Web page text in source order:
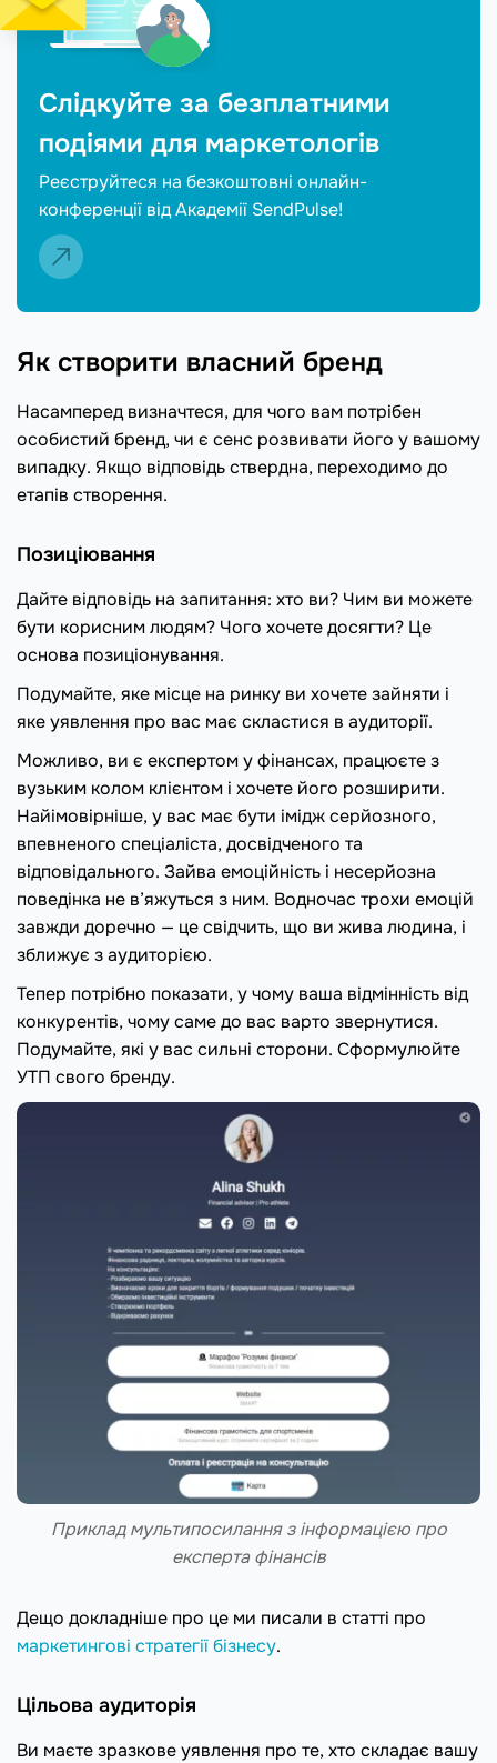
Слідкуйте за безплатними
подіями для маркетологів
Реєструйтеся на безкоштовні онлайн-
конференції від Академії SendPulse!
Як створити власний бренд
Насамперед визначтеся, для чого вам потрібен
особистий бренд, чи є сенс розвивати його у вашому
випадку. Якщо відповідь ствердна, переходимо до
етапів створення.
Позиціювання
Дайте відповідь на запитання: хто ви? Чим ви можете
бути корисним людям? Чого хочете досягти? Це
основа позиціонування.
Подумайте, яке місце на ринку ви хочете зайняти і
яке уявлення про вас має скластися в аудиторії.
Можливо, ви є експертом у фінансах, працюєте з
вузьким колом клієнтом і хочете його розширити.
Найімовірніше, у вас має бути імідж серйозного,
впевненого спеціаліста, досвідченого та
відповідального. Зайва емоційність і несерйозна
поведінка не в’яжуться з ним. Водночас трохи емоцій
завжди доречно — це свідчить, що ви жива людина, і
зближує з аудиторією.
Тепер потрібно показати, у чому ваша відмінність від
конкурентів, чому саме до вас варто звернутися.
Подумайте, які у вас сильні сторони. Сформулюйте
УТП свого бренду.
Приклад мультипосилання з інформацією про
експерта фінансів
Дещо докладніше про це ми писали в статті про
маркетингові стратегії бізнесу.
Цільова аудиторія
Ви маєте зразкове уявлення про те, хто складає вашу